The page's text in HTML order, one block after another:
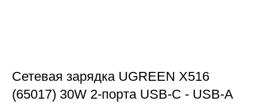
Сетевая зарядка UGREEN X516
(65017) 30W 2-порта USB-C - USB-A